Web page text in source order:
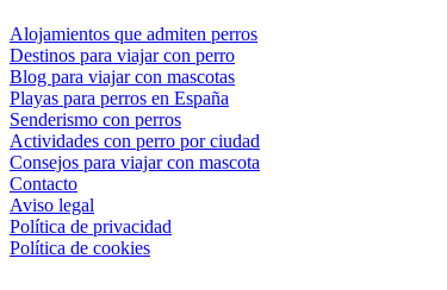
Alojamientos que admiten perros
Destinos para viajar con perro
Blog para viajar con mascotas
Playas para perros en España
Senderismo con perros
Actividades con perro por ciudad
Consejos para viajar con mascota
Contacto
Aviso legal
Política de privacidad
Política de cookies